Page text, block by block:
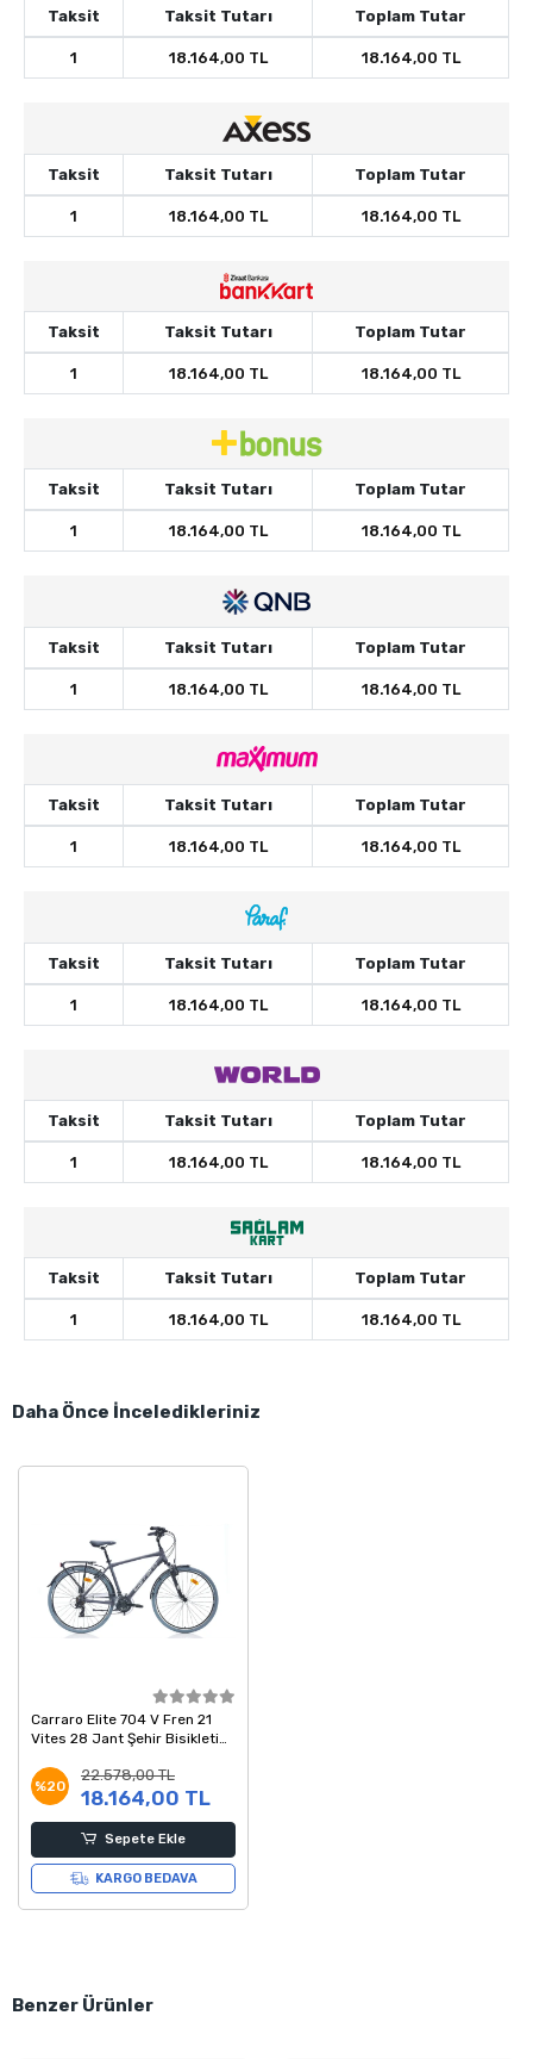
Taksit Taksit Tutarı Toplam Tutar
1 18.164,00 TL 18.164,00 TL
Taksit Taksit Tutarı Toplam Tutar
1 18.164,00 TL 18.164,00 TL
Taksit Taksit Tutarı Toplam Tutar
1 18.164,00 TL 18.164,00 TL
Taksit Taksit Tutarı Toplam Tutar
1 18.164,00 TL 18.164,00 TL
Taksit Taksit Tutarı Toplam Tutar
1 18.164,00 TL 18.164,00 TL
Taksit Taksit Tutarı Toplam Tutar
1 18.164,00 TL 18.164,00 TL
Taksit Taksit Tutarı Toplam Tutar
1 18.164,00 TL 18.164,00 TL
Taksit Taksit Tutarı Toplam Tutar
1 18.164,00 TL 18.164,00 TL
Taksit Taksit Tutarı Toplam Tutar
1 18.164,00 TL 18.164,00 TL
Daha Önce İnceledikleriniz
Carraro Elite 704 V Fren 21
Vites 28 Jant Şehir Bisikleti
%20
22.578,00 TL
18.164,00 TL
Sepete Ekle
KARGO BEDAVA
Benzer Ürünler